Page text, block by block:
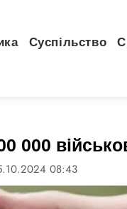
Суспільство
000
08:43